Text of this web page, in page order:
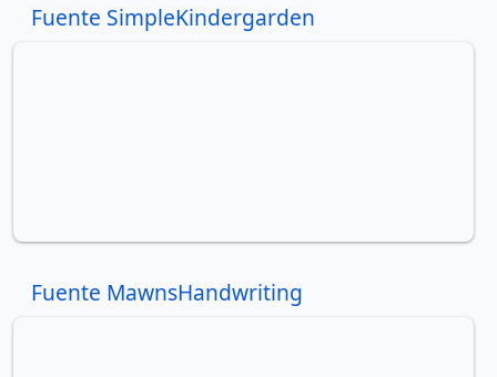
Fuente SimpleKindergarden
Fuente MawnsHandwriting